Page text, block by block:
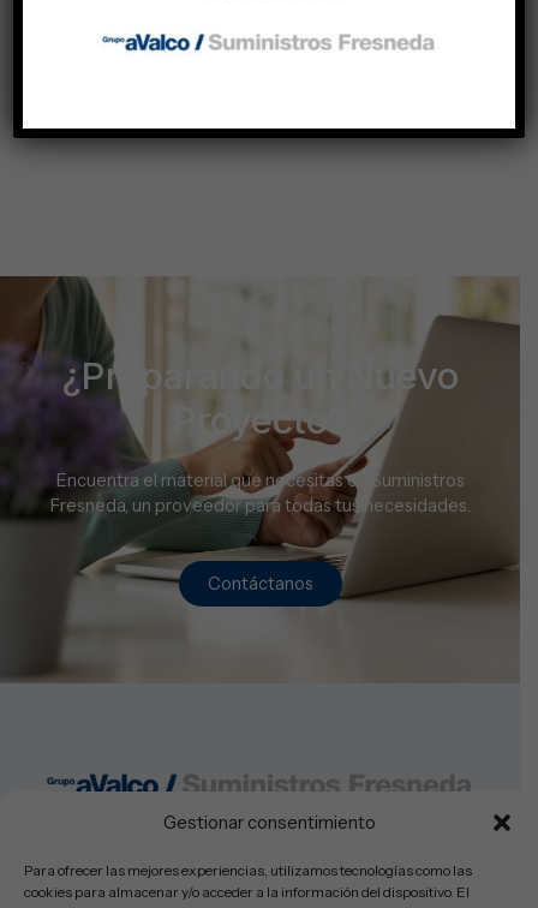
Gestionar consentimiento
Para ofrecer las mejores experiencias, utilizamos tecnologías como las
cookies para almacenar y/o acceder a la información del dispositivo. El
Añadir al carrito
¿Preparando un Nuevo
Proyecto?
Encuentra el material que necesitas en Suministros
Fresneda, un proveedor para todas tus necesidades.
Contáctanos
Lunes a Viernes: 08:30-14:00h y 16:00-19:30